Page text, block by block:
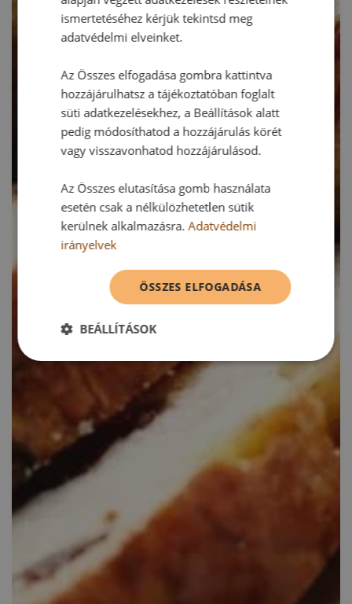
ismertetéséhez kérjük tekintsd meg
adatvédelmi elveinket.
Az Összes elfogadása gombra kattintva
hozzájárulhatsz a tájékoztatóban foglalt
süti adatkezelésekhez, a Beállítások alatt
pedig módosíthatod a hozzájárulás körét
vagy visszavonhatod hozzájárulásod.
Az Összes elutasítása gomb használata
esetén csak a nélkülözhetetlen sütik
kerülnek alkalmazásra.Adatvédelmi
irányelvek
ÖSSZES ELFOGADÁSA
BEÁLLÍTÁSOK